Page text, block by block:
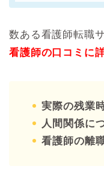
数ある看護師転職
看護師の口コミに
実際の残業
人間関係に
看護師の離